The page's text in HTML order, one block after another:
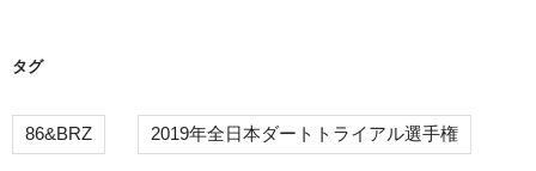
タグ
86&BRZ 2019年全日本ダートトライアル選手権